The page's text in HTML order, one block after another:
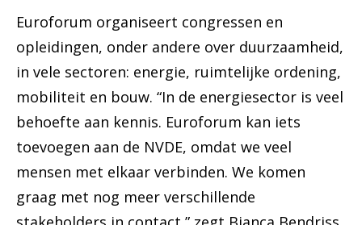
Euroforum organiseert congressen en
opleidingen, onder andere over duurzaamheid,
in vele sectoren: energie, ruimtelijke ordening,
mobiliteit en bouw. “In de energiesector is veel
behoefte aan kennis. Euroforum kan iets
toevoegen aan de NVDE, omdat we veel
mensen met elkaar verbinden. We komen
graag met nog meer verschillende